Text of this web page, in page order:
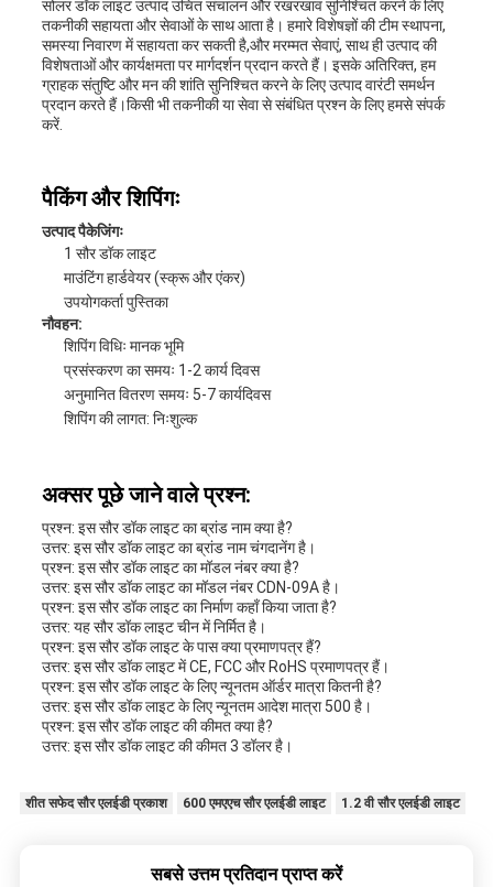
सोलर डॉक लाइट उत्पाद उचित संचालन और रखरखाव सुनिश्चित करने के लिए
तकनीकी सहायता और सेवाओं के साथ आता है। हमारे विशेषज्ञों की टीम स्थापना,
समस्या निवारण में सहायता कर सकती है,और मरम्मत सेवाएं, साथ ही उत्पाद की
विशेषताओं और कार्यक्षमता पर मार्गदर्शन प्रदान करते हैं। इसके अतिरिक्त, हम
ग्राहक संतुष्टि और मन की शांति सुनिश्चित करने के लिए उत्पाद वारंटी समर्थन
प्रदान करते हैं।किसी भी तकनीकी या सेवा से संबंधित प्रश्न के लिए हमसे संपर्क
करें.
पैकिंग और शिपिंगः
उत्पाद पैकेजिंगः
1 सौर डॉक लाइट
माउंटिंग हार्डवेयर (स्क्रू और एंकर)
उपयोगकर्ता पुस्तिका
नौवहन:
शिपिंग विधिः मानक भूमि
प्रसंस्करण का समयः 1-2 कार्य दिवस
अनुमानित वितरण समयः 5-7 कार्यदिवस
शिपिंग की लागत: निःशुल्क
अक्सर पूछे जाने वाले प्रश्न:
प्रश्न: इस सौर डॉक लाइट का ब्रांड नाम क्या है?
उत्तर: इस सौर डॉक लाइट का ब्रांड नाम चंगदानेंग है।
प्रश्न: इस सौर डॉक लाइट का मॉडल नंबर क्या है?
उत्तर: इस सौर डॉक लाइट का मॉडल नंबर CDN-09A है।
प्रश्न: इस सौर डॉक लाइट का निर्माण कहाँ किया जाता है?
उत्तर: यह सौर डॉक लाइट चीन में निर्मित है।
प्रश्न: इस सौर डॉक लाइट के पास क्या प्रमाणपत्र हैं?
उत्तर: इस सौर डॉक लाइट में CE, FCC और RoHS प्रमाणपत्र हैं।
प्रश्न: इस सौर डॉक लाइट के लिए न्यूनतम ऑर्डर मात्रा कितनी है?
उत्तर: इस सौर डॉक लाइट के लिए न्यूनतम आदेश मात्रा 500 है।
प्रश्न: इस सौर डॉक लाइट की कीमत क्या है?
उत्तर: इस सौर डॉक लाइट की कीमत 3 डॉलर है।
शीत सफेद सौर एलईडी प्रकाश 600 एमएएच सौर एलईडी लाइट 1.2 वी सौर एलईडी लाइट
सबसे उत्तम प्रतिदान प्राप्त करें